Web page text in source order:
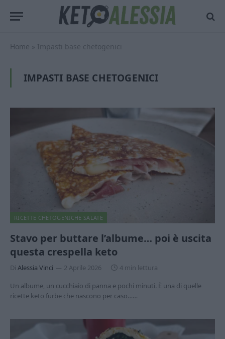
Home » Impasti base chetogenici
IMPASTI BASE CHETOGENICI
RICETTE CHETOGENICHE SALATE
Stavo per buttare l’albume… poi è uscita
questa crespella keto
Di Alessia Vinci 2 Aprile 2026
4 min lettura
Un albume, un cucchiaio di panna e pochi minuti. È una di quelle
ricette keto furbe che nascono per caso……